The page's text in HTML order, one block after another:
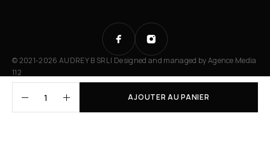
AJOUTER AU PANIER
© 2021-2026 AUDREY B SRL | Designed and managed byAgence Media
112